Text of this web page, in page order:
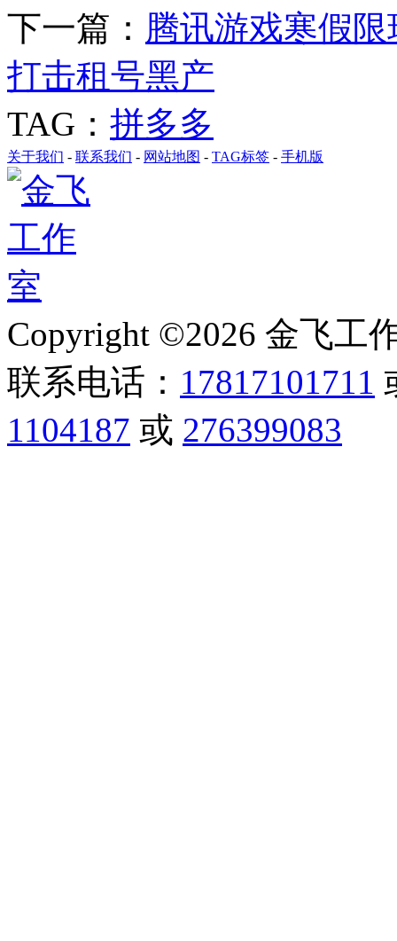
下一篇： 腾讯游戏寒假
打击租号黑产
TAG： 拼多多
关于我们 - 联系我们 - 网站地图 - TAG标签 - 手机版
Copyright ©2026 金飞工
联系电话： 17817101711
1104187 或 276399083